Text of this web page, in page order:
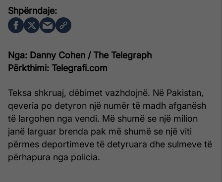
Nga: Danny Cohen / The Telegraph
Përkthimi: Telegrafi.com
Teksa shkruaj, dëbimet vazhdojnë. Në Pakistan,
qeveria po detyron një numër të madh afganësh
të largohen nga vendi. Më shumë se një milion
janë larguar brenda pak më shumë se një viti
përmes deportimeve të detyruara dhe sulmeve të
përhapura nga policia.